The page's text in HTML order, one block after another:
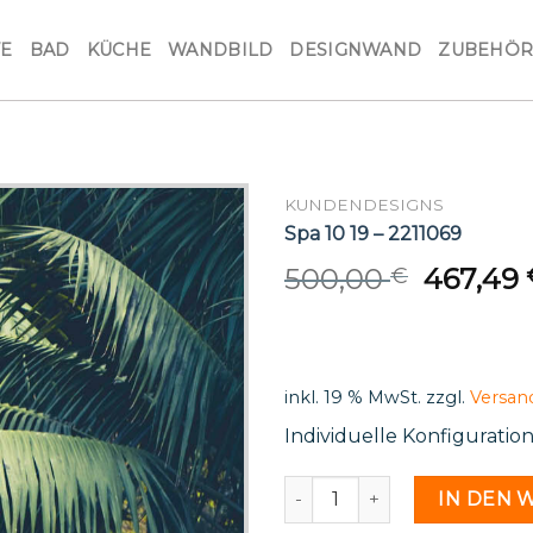
BAD KÜCHE WANDBILD DESIGNWAND ZUBEHÖR
KUNDENDESIGNS
Spa 10 19 – 2211069
500,00€ 467,49
inkl. 19 % MwSt. zzgl.
Individuelle Konfiguration
Spa 10 19 - 2211069 Menge
IN DEN